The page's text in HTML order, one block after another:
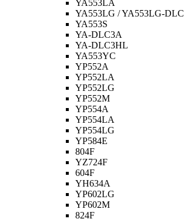
YA553LA
YA553LG / YA553LG-DLC
YA553S
YA-DLC3A
YA-DLC3HL
YA553YC
YP552A
YP552LA
YP552LG
YP552M
YP554A
YP554LA
YP554LG
YP584E
804F
YZ724F
604F
YH634A
YP602LG
YP602M
824F